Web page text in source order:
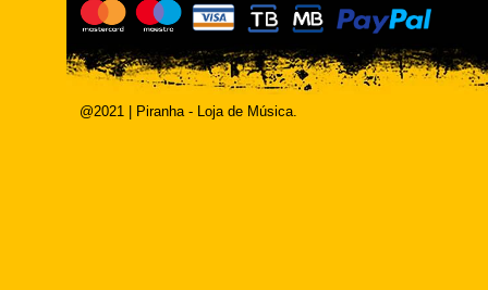
@2021 | Piranha - Loja de Música.